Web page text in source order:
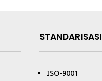
STANDARISASI
ISO-9001